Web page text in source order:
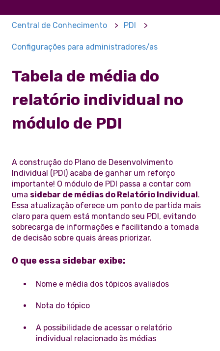
Central de Conhecimento PDI
Configurações para administradores/as
Tabela de média do
relatório individual no
módulo de PDI
A construção do Plano de Desenvolvimento
Individual (PDI) acaba de ganhar um reforço
importante! O módulo de PDI passa a contar com
uma sidebar de médias do Relatório Individual.
Essa atualização oferece um ponto de partida mais
claro para quem está montando seu PDI, evitando
sobrecarga de informações e facilitando a tomada
de decisão sobre quais áreas priorizar.
O que essa sidebar exibe:
Nome e média dos tópicos avaliados
Nota do tópico
A possibilidade de acessar o relatório
individual relacionado às médias